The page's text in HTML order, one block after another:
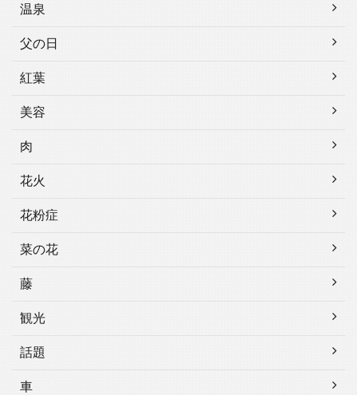
温泉
父の日
紅葉
美容
肉
花火
花粉症
菜の花
藤
観光
話題
車